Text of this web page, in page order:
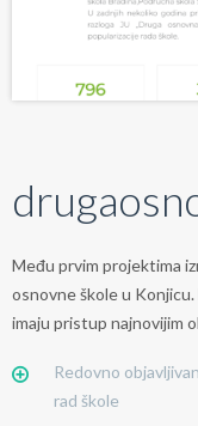
Među prvim projektima
osnovne škole u
imaju pristup najnovijim
Redovno
rad škole